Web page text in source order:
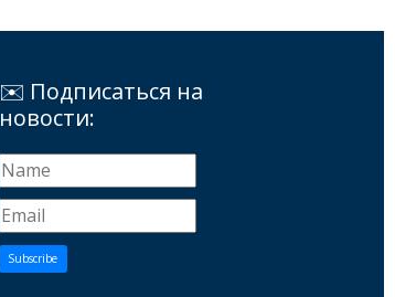
✉️ Подписаться на
новости:
Subscribe